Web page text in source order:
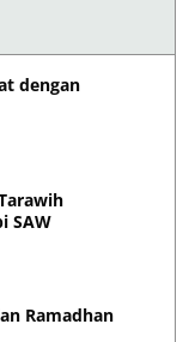
dengan
SAW
Ramadhan